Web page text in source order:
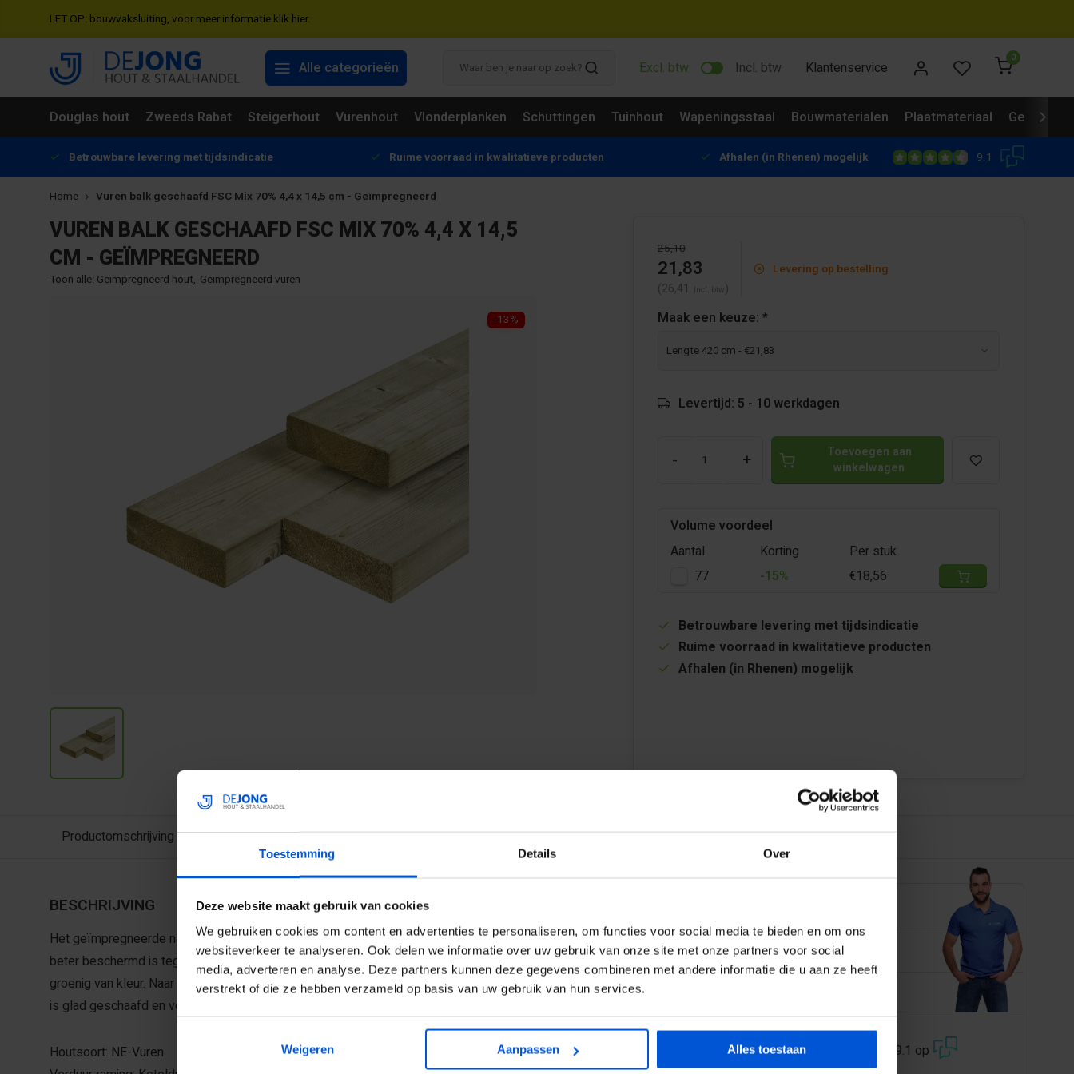
Toestemming Details Over
Deze website maakt gebruik van cookies
We gebruiken cookies om content en advertenties te personaliseren, om functies voor social media te bieden en om ons
websiteverkeer te analyseren. Ook delen we informatie over uw gebruik van onze site met onze partners voor social
media, adverteren en analyse. Deze partners kunnen deze gegevens combineren met andere informatie die u aan ze heeft
verstrekt of die ze hebben verzameld op basis van uw gebruik van hun services.
Weigeren Aanpassen Alles toestaan
LET OP: bouwvaksluiting, voor meer informatie klik hier.
Alle categorieën Excl. btw Incl. btw Klantenservice
0
Douglas hout Zweeds Rabat Steigerhout Vurenhout Vlonderplanken Schuttingen Tuinhout Wapeningsstaal Bouwmaterialen Plaatmateriaal
Betrouwbare levering met tijdsindicatie Ruime voorraad in kwalitatieve producten Afhalen (in Rhenen) mogelijk 9.1
Home Vuren balk geschaafd FSC Mix 70% 4,4 x 14,5 cm - Geïmpregneerd
VUREN BALK GESCHAAFD FSC MIX 70% 4,4 X 14,5
CM - GEÏMPREGNEERD
Toon alle: Geïmpregneerd hout, Geïmpregneerd vuren
-13%
25,10
21,83
(26,41 Incl. btw )
Levering op bestelling
Maak een keuze: *
Levertijd: 5 - 10 werkdagen
- +
Toevoegen aan
winkelwagen
Volume voordeel
Aantal
Korting
Per stuk
77
-15% €18,56
Betrouwbare levering met tijdsindicatie
Ruime voorraad in kwalitatieve producten
Afhalen (in Rhenen) mogelijk
Productomschrijving
BESCHRIJVING
Het geïmpregneerde naaldhout is onder druk geïmpregneerd. Dit betekend dat het hout
beter beschermd is tegen houtrot en weersinvloeden. Geïmpregneerd tuinhout is
groenig van kleur. Naar verloop van tijd zal het hout vergrijzen. Het geïmpregneerde hout
is glad geschaafd en voorzien van afgeronde hoeken.
Houtsoort: NE-Vuren
0317 358 228
3194 klanten geven ons een 9.1 op